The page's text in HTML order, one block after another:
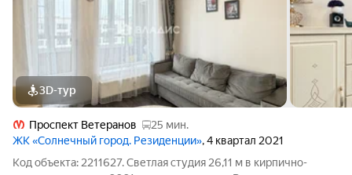
3D-тур
Проспект Ветеранов
25 мин.
ЖК «Солнечный город. Резиденции», 4 квартал 2021
Код объекта: 2211627. Светлая студия 26,11 м в кирпично-